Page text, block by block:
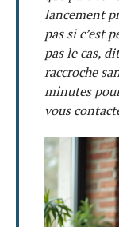
lancement
pas si c’est
pas le cas,
raccroche
minutes
vous